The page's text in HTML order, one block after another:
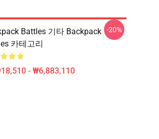
Battles 기타 Backpack
카테고리
- ₩6,883,110
-20%